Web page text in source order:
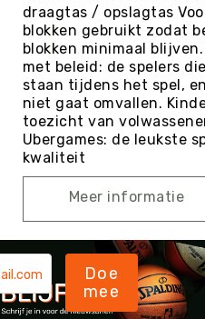
Lacrosse
Mountainbiken
(MTB)
Oriëntatie
Padel
Pickleball
Pilates
Poull
Ball
Roundnet
Rugby
Scouting/
draagtas / opslagtas
blokken gebruikt zodat
blokken minimaal
met beleid: de spelers
staan tijdens het spel,
niet gaat omvallen.
toezicht van
Ubergames: de leukste
kwaliteit
Meer informatie
Doe
mee